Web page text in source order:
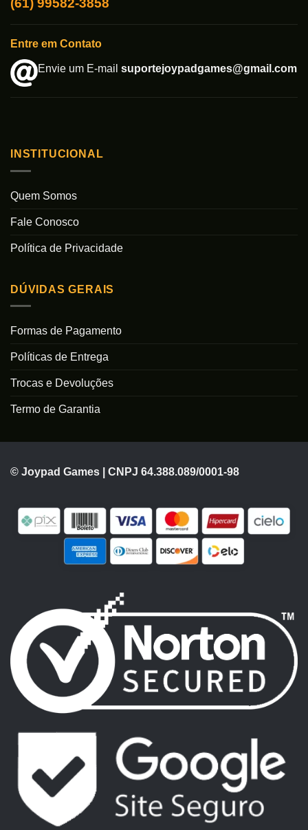
(61) 99582-3858
Entre em Contato
Envie um E-mail suportejoypadgames@gmail.com
INSTITUCIONAL
Quem Somos
Fale Conosco
Política de Privacidade
DÚVIDAS GERAIS
Formas de Pagamento
Políticas de Entrega
Trocas e Devoluções
Termo de Garantia
© Joypad Games | CNPJ 64.388.089/0001-98